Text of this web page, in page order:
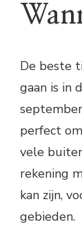
De beste
gaan is in
perfect
vele
rekening
kan zijn,
gebieden.